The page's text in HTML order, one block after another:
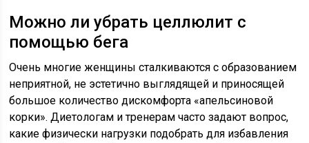
Можно ли убрать целлюлит с
помощью бега
Очень многие женщины сталкиваются с образованием
неприятной, не эстетично выглядящей и приносящей
большое количество дискомфорта «апельсиновой
корки». Диетологам и тренерам часто задают вопрос,
какие физически нагрузки подобрать для избавления